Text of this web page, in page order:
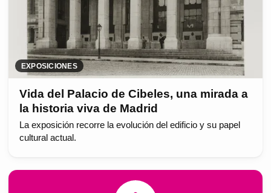
EXPOSICIONES
Vida del Palacio de Cibeles, una mirada a
la historia viva de Madrid
La exposición recorre la evolución del edificio y su papel
cultural actual.